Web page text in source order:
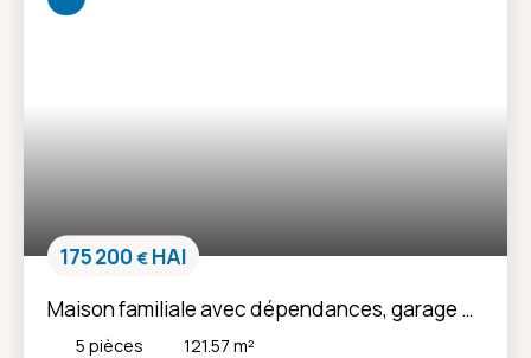
175 200 € HAI
Maison familiale avec dépendances, garage et
cour entièrement close – Saint-Jean-de-
5 pièces 121.57 m²